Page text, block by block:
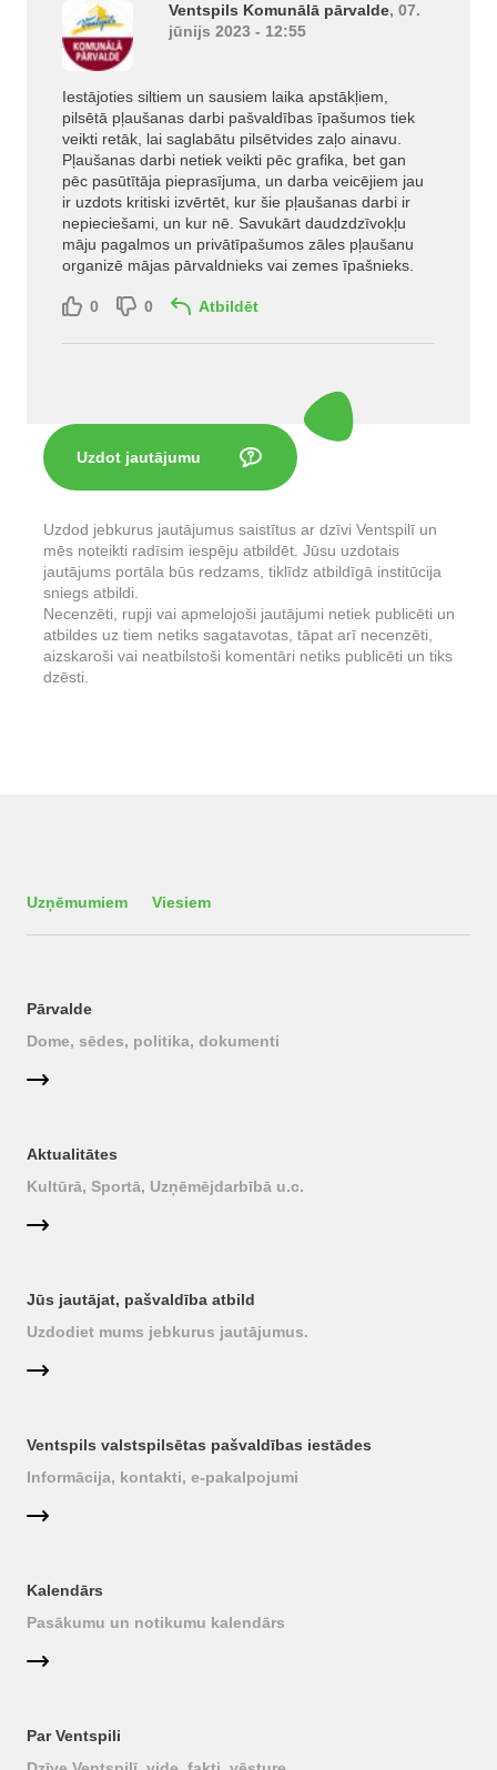
Ventspils Komunālā pārvalde, 07.
jūnijs 2023 - 12:55
Iestājoties siltiem un sausiem laika apstākļiem,
pilsētā pļaušanas darbi pašvaldības īpašumos tiek
veikti retāk, lai saglabātu pilsētvides zaļo ainavu.
Pļaušanas darbi netiek veikti pēc grafika, bet gan
pēc pasūtītāja pieprasījuma, un darba veicējiem jau
ir uzdots kritiski izvērtēt, kur šie pļaušanas darbi ir
nepieciešami, un kur nē. Savukārt daudzdzīvokļu
māju pagalmos un privātīpašumos zāles pļaušanu
organizē mājas pārvaldnieks vai zemes īpašnieks.
0 0 Atbildēt
Uzdot jautājumu
Uzdod jebkurus jautājumus saistītus ar dzīvi Ventspilī un
mēs noteikti radīsim iespēju atbildēt. Jūsu uzdotais
jautājums portāla būs redzams, tiklīdz atbildīgā institūcija
sniegs atbildi.
Necenzēti, rupji vai apmelojoši jautājumi netiek publicēti un
atbildes uz tiem netiks sagatavotas, tāpat arī necenzēti,
aizskaroši vai neatbilstoši komentāri netiks publicēti un tiks
dzēsti.
Uzņēmumiem Viesiem
Pārvalde
Dome, sēdes, politika, dokumenti
Aktualitātes
Kultūrā, Sportā, Uzņēmējdarbībā u.c.
Jūs jautājat, pašvaldība atbild
Uzdodiet mums jebkurus jautājumus.
Ventspils valstspilsētas pašvaldības iestādes
Informācija, kontakti, e-pakalpojumi
Kalendārs
Pasākumu un notikumu kalendārs
Par Ventspili